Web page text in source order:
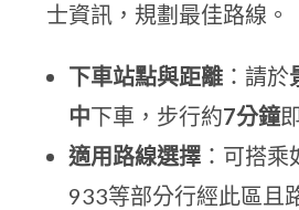
士資訊，規劃最佳路線。
下車站點與距離 ：請於
中下車，步行約7分鐘
適用路線選擇 ：可搭
933等部分行經此區且